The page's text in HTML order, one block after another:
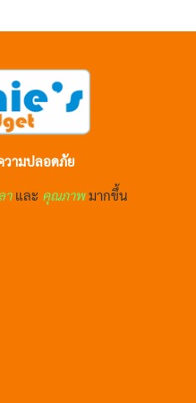
วามปลอดภัย
า และ คุณภาพ มากขึ้น